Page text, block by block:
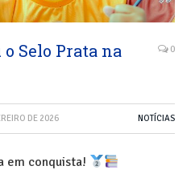
Selo Prata na
0
DE 2026 NOTÍCIAS
em conquista!